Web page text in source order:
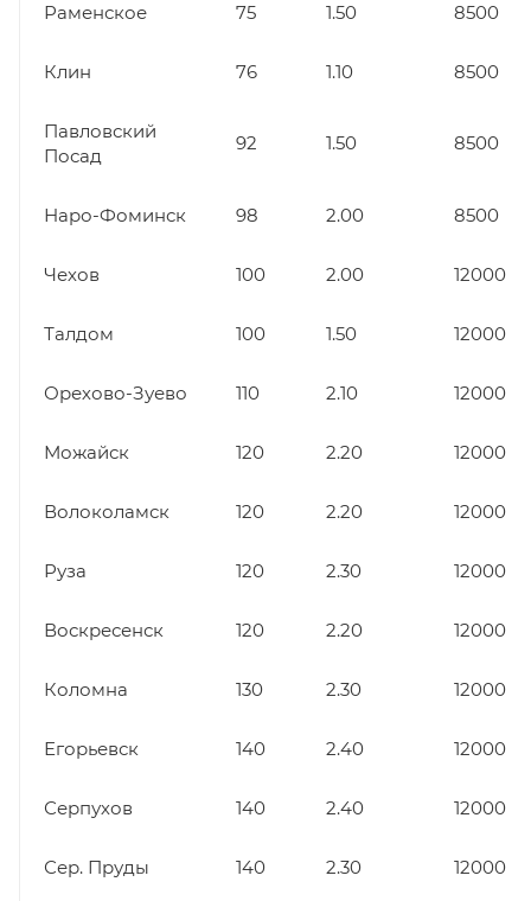
Раменское 75 1.50 8500
Клин 76 1.10 8500
Павловский
Посад
92 1.50 8500
Наро-Фоминск 98 2.00 8500
Чехов 100 2.00 12000
Талдом 100 1.50 12000
Орехово-Зуево 110 2.10 12000
Можайск 120 2.20 12000
Волоколамск 120 2.20 12000
Руза 120 2.30 12000
Воскресенск 120 2.20 12000
Коломна 130 2.30 12000
Егорьевск 140 2.40 12000
Серпухов 140 2.40 12000
Сер. Пруды 140 2.30 12000